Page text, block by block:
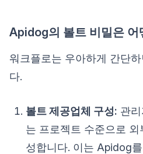
Apidog의 볼트 비밀은 어
워크플로는 우아하게 간단
다.
볼트 제공업체 구성: 관
는 프로젝트 수준으로
성합니다. 이는 Apidog